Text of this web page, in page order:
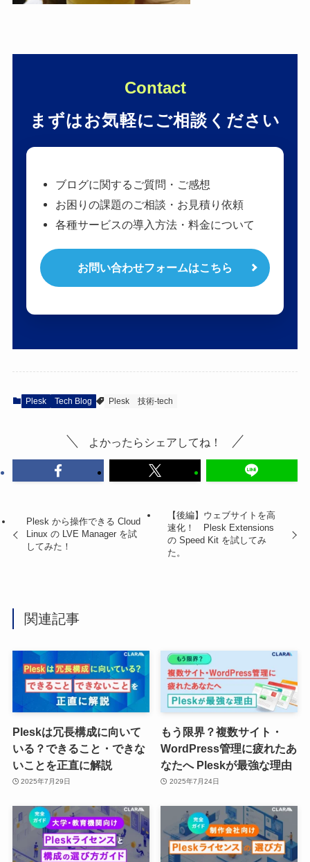
Contact
まずはお気軽にご相談ください
ブログに関するご質問・ご感想
お困りの課題のご相談・お見積り依頼
各種サービスの導入方法・料金について
お問い合わせフォームはこちら
Plesk Tech Blog Plesk 技術-tech
よかったらシェアしてね！
Plesk から操作できる Cloud
Linux の LVE Manager を試
してみた！
【後編】ウェブサイトを高
速化！ Plesk Extensions
の Speed Kit を試してみ
た。
関連記事
Pleskは冗長構成に向いて
いる？できること・できな
いことを正直に解説
2025年7月29日
もう限界？複数サイト・
WordPress管理に疲れたあ
なたへ Pleskが最強な理由
2025年7月24日